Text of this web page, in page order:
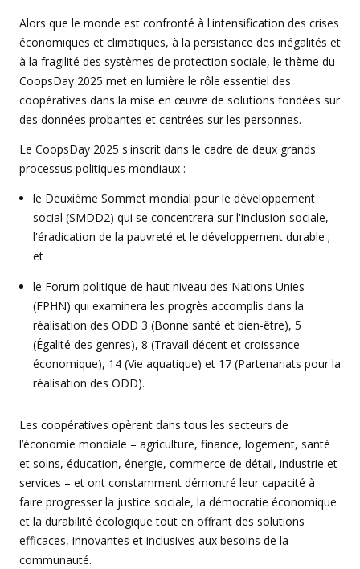
Alors que le monde est confronté à l'intensification des crises
économiques et climatiques, à la persistance des inégalités et
à la fragilité des systèmes de protection sociale, le thème du
CoopsDay 2025 met en lumière le rôle essentiel des
coopératives dans la mise en œuvre de solutions fondées sur
des données probantes et centrées sur les personnes.
Le CoopsDay 2025 s'inscrit dans le cadre de deux grands
processus politiques mondiaux :
le Deuxième Sommet mondial pour le développement
social (SMDD2) qui se concentrera sur l'inclusion sociale,
l'éradication de la pauvreté et le développement durable ;
et
le Forum politique de haut niveau des Nations Unies
(FPHN) qui examinera les progrès accomplis dans la
réalisation des ODD 3 (Bonne santé et bien-être), 5
(Égalité des genres), 8 (Travail décent et croissance
économique), 14 (Vie aquatique) et 17 (Partenariats pour la
réalisation des ODD).
Les coopératives opèrent dans tous les secteurs de
l’économie mondiale – agriculture, finance, logement, santé
et soins, éducation, énergie, commerce de détail, industrie et
services – et ont constamment démontré leur capacité à
faire progresser la justice sociale, la démocratie économique
et la durabilité écologique tout en offrant des solutions
efficaces, innovantes et inclusives aux besoins de la
communauté.